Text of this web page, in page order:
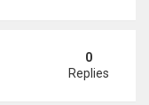
0
Replies